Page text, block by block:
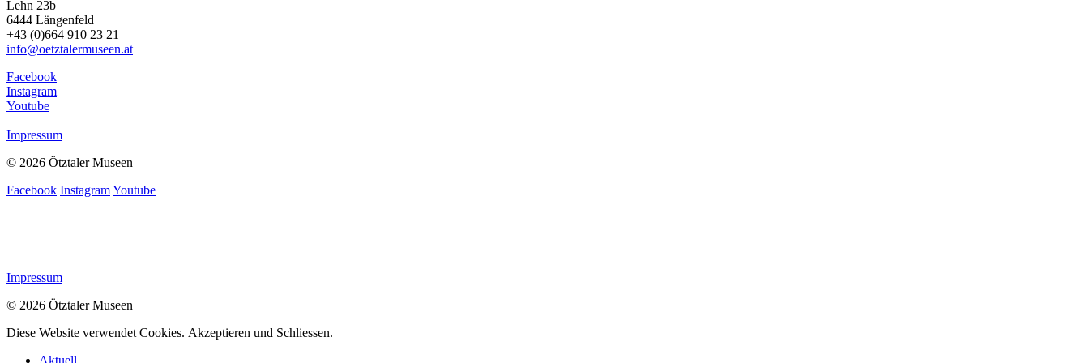
Lehn 23b
6444 Längenfeld
+43 (0)664 910 23 21
info@oetztalermuseen.at
Facebook
Instagram
Youtube
Impressum
© 2026 Ötztaler Museen
Facebook InstagramYoutube
Impressum
© 2026 Ötztaler Museen
Diese Website verwendet Cookies. Akzeptieren und Schliessen.